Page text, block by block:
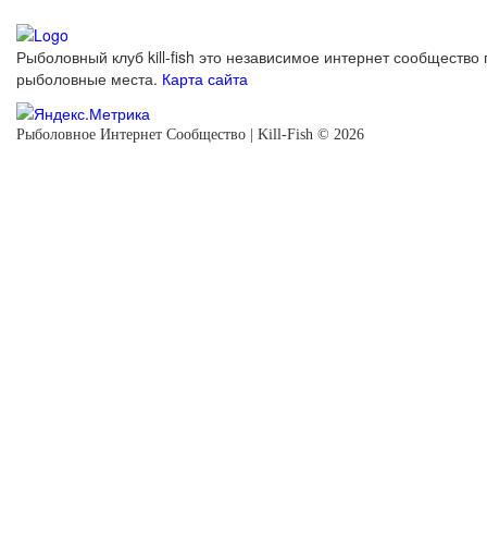
Рыболовный клуб kill-fish это независимое интернет сообщество
рыболовные места. Карта сайта
Рыболовное Интернет Сообщество | Kill-Fish © 2026